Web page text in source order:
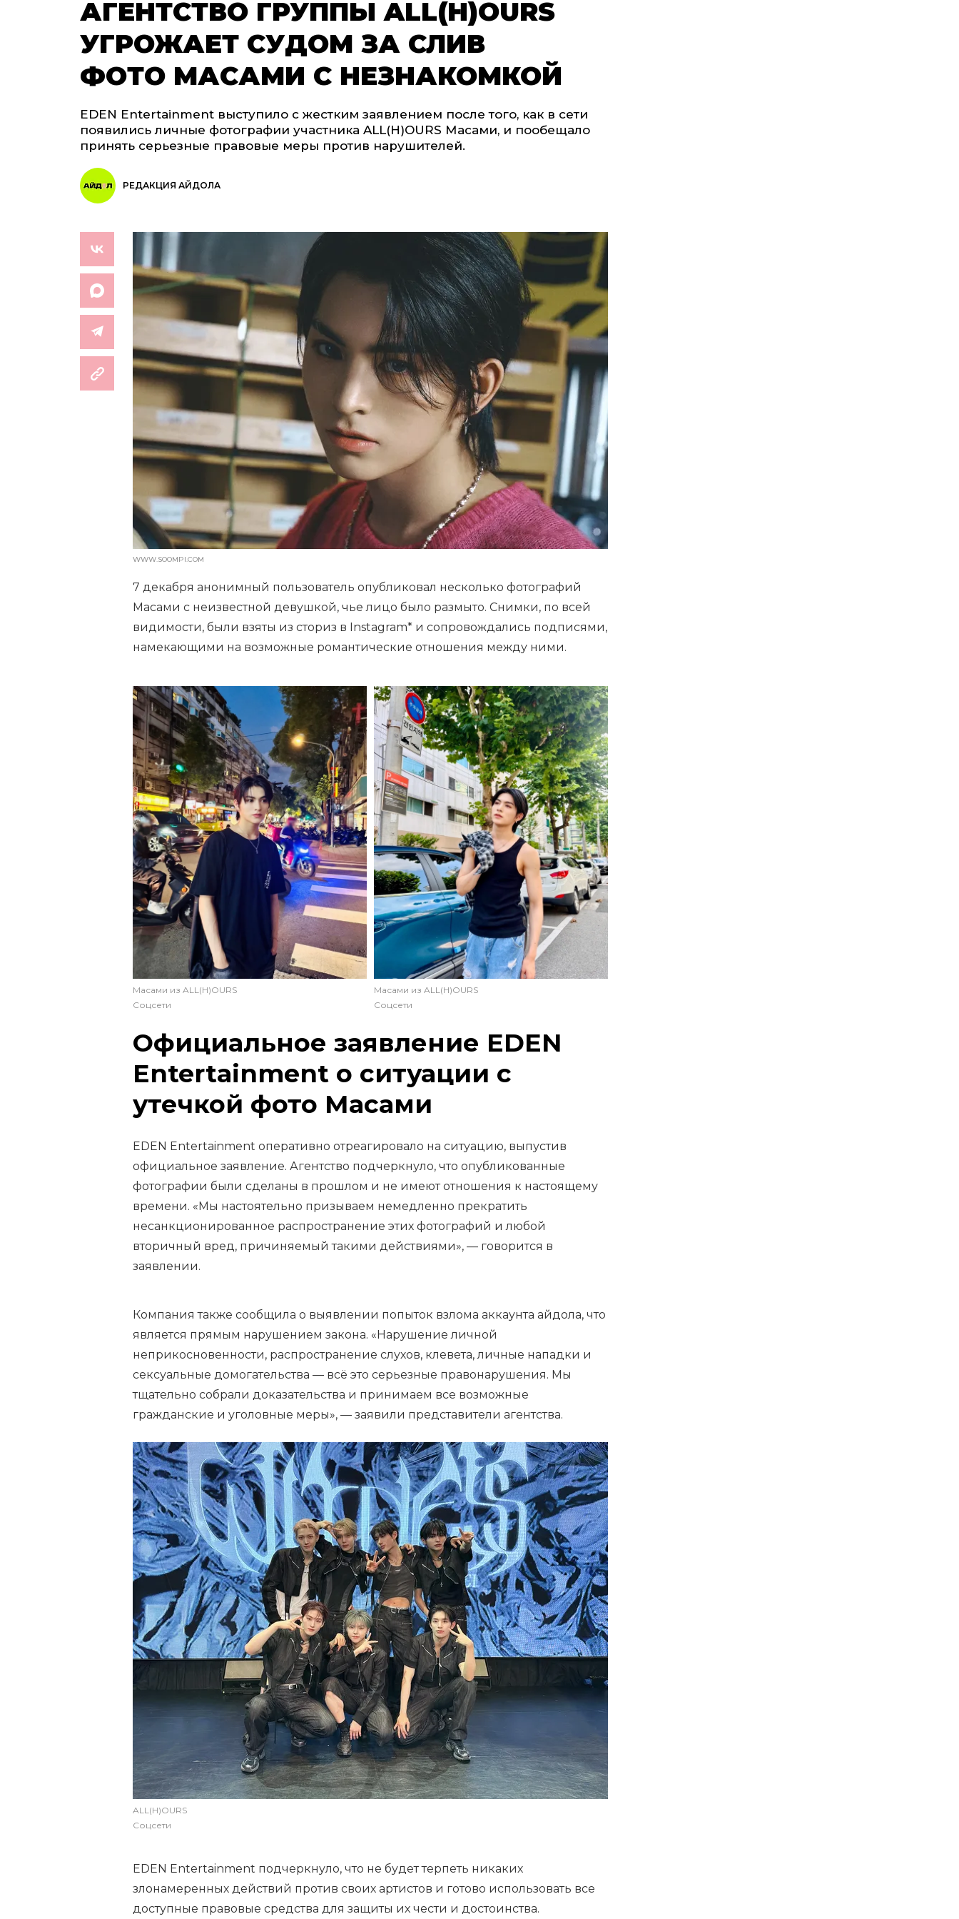
АГЕНТСТВО ГРУППЫ ALL(H)OURS
УГРОЖАЕТ СУДОМ ЗА СЛИВ
ФОТО МАСАМИ С НЕЗНАКОМКОЙ
EDEN Entertainment выступило с жестким заявлением после того, как в сети
появились личные фотографии участника ALL(H)OURS Масами, и пообещало
принять серьезные правовые меры против нарушителей.
РЕДАКЦИЯ АЙДОЛА
WWW.SOOMPI.COM
7 декабря анонимный пользователь опубликовал несколько фотографий
Масами с неизвестной девушкой, чье лицо было размыто. Снимки, по всей
видимости, были взяты из сториз в Instagram* и сопровождались подписями,
намекающими на возможные романтические отношения между ними.
Масами из ALL(H)OURS
Соцсети
Масами из ALL(H)OURS
Соцсети
Официальное заявление EDEN
Entertainment о ситуации с
утечкой фото Масами
EDEN Entertainment оперативно отреагировало на ситуацию, выпустив
официальное заявление. Агентство подчеркнуло, что опубликованные
фотографии были сделаны в прошлом и не имеют отношения к настоящему
времени. «Мы настоятельно призываем немедленно прекратить
несанкционированное распространение этих фотографий и любой
вторичный вред, причиняемый такими действиями», — говорится в
заявлении.
Компания также сообщила о выявлении попыток взлома аккаунта айдола, что
является прямым нарушением закона. «Нарушение личной
неприкосновенности, распространение слухов, клевета, личные нападки и
сексуальные домогательства — всё это серьезные правонарушения. Мы
тщательно собрали доказательства и принимаем все возможные
гражданские и уголовные меры», — заявили представители агентства.
ALL(H)OURS
Соцсети
EDEN Entertainment подчеркнуло, что не будет терпеть никаких
злонамеренных действий против своих артистов и готово использовать все
доступные правовые средства для защиты их чести и достоинства.